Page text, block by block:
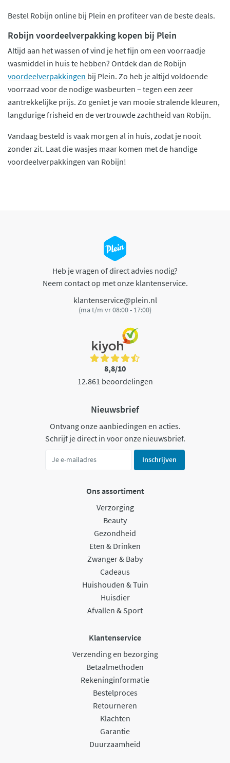
Bestel Robijn online bij Plein en profiteer van de beste deals.
Robijn voordeelverpakking kopen bij Plein
Altijd aan het wassen of vind je het fijn om een voorraadje
wasmiddel in huis te hebben? Ontdek dan de Robijn
voordeelverpakkingen bij Plein. Zo heb je altijd voldoende
voorraad voor de nodige wasbeurten – tegen een zeer
aantrekkelijke prijs. Zo geniet je van mooie stralende kleuren,
langdurige frisheid en de vertrouwde zachtheid van Robijn.
Vandaag besteld is vaak morgen al in huis, zodat je nooit
zonder zit. Laat die wasjes maar komen met de handige
voordeelverpakkingen van Robijn!
Heb je vragen of direct advies nodig?
Neem contact op met onze klantenservice.
klantenservice@plein.nl
(ma t/m vr 08:00 - 17:00)
8,8/10
12.861 beoordelingen
Nieuwsbrief
Ontvang onze aanbiedingen en acties.
Schrijf je direct in voor onze nieuwsbrief.
Inschrijven
Ons assortiment
Verzorging
Beauty
Gezondheid
Eten & Drinken
Zwanger & Baby
Cadeaus
Huishouden & Tuin
Huisdier
Afvallen & Sport
Klantenservice
Verzending en bezorging
Betaalmethoden
Rekeninginformatie
Bestelproces
Retourneren
Klachten
Garantie
Duurzaamheid